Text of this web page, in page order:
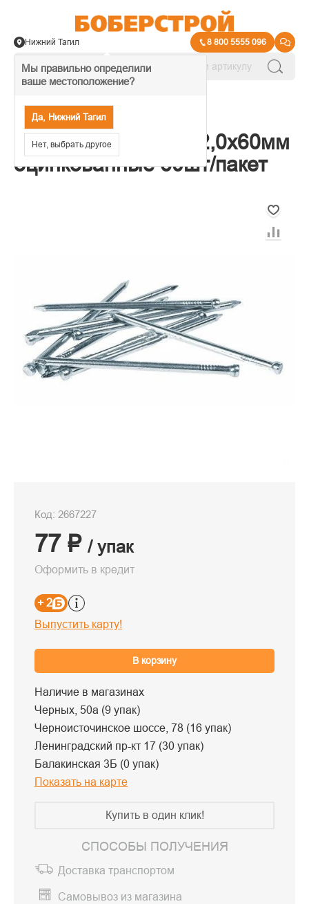
Мы правильно определили
ваше местоположение?
Да, Нижний Тагил
Нет, выбрать другое
Нижний Тагил 8 800 5555 096
Гвозди финишные 2,0х60мм
оцинкованные 60шт/пакет
Код: 2667227
77 ₽ / упак
Оформить в кредит
+ 2
Выпустить карту!
В корзину
Наличие в магазинах
Черных, 50а (9 упак)
Черноисточинское шоссе, 78 (16 упак)
Ленинградский пр-кт 17 (30 упак)
Балакинская 3Б (0 упак)
Показать на карте
Купить в один клик!
СПОСОБЫ ПОЛУЧЕНИЯ
Доставка транспортом
Самовывоз из магазина